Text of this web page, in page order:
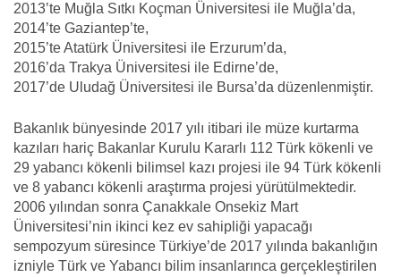
2013’te Muğla Sıtkı Koçman Üniversitesi ile Muğla’da,
2014’te Gaziantep’te,
2015’te Atatürk Üniversitesi ile Erzurum’da,
2016’da Trakya Üniversitesi ile Edirne’de,
2017’de Uludağ Üniversitesi ile Bursa’da düzenlenmiştir.
Bakanlık bünyesinde 2017 yılı itibari ile müze kurtarma
kazıları hariç Bakanlar Kurulu Kararlı 112 Türk kökenli ve
29 yabancı kökenli bilimsel kazı projesi ile 94 Türk kökenli
ve 8 yabancı kökenli araştırma projesi yürütülmektedir.
2006 yılından sonra Çanakkale Onsekiz Mart
Üniversitesi’nin ikinci kez ev sahipliği yapacağı
sempozyum süresince Türkiye’de 2017 yılında bakanlığın
izniyle Türk ve Yabancı bilim insanlarınca gerçekleştirilen